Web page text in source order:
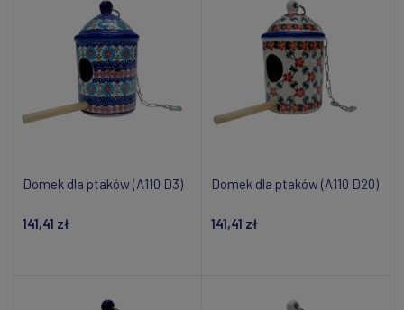
Domek dla ptaków (A110 D3)
141,41 zł
Domek dla ptaków (A110 D20)
141,41 zł